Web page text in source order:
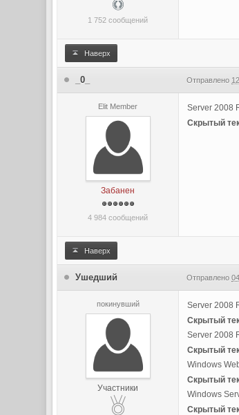
1 752 сообщений
Наверх
_0_ Отправлено
Elit Member
Забанен
4 984 сообщений
Server 2008
Скрытый
Наверх
Ушедший Отправлено
покинувший
Участники
Server 2008
Скрытый
Server 2008
Скрытый
Windows
Скрытый
Windows
Скрытый